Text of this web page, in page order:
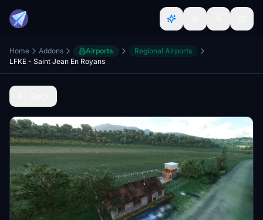
Home Addons Airports
Regional Airports
LFKE - Saint Jean En Royans